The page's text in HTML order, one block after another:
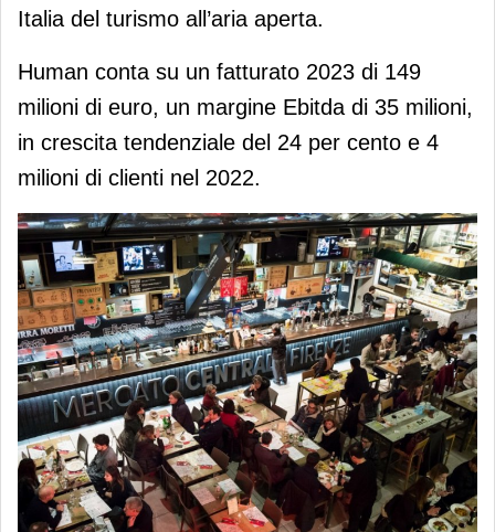
Italia del turismo all’aria aperta.
Human conta su un fatturato 2023 di 149
milioni di euro, un margine Ebitda di 35 milioni,
in crescita tendenziale del 24 per cento e 4
milioni di clienti nel 2022.